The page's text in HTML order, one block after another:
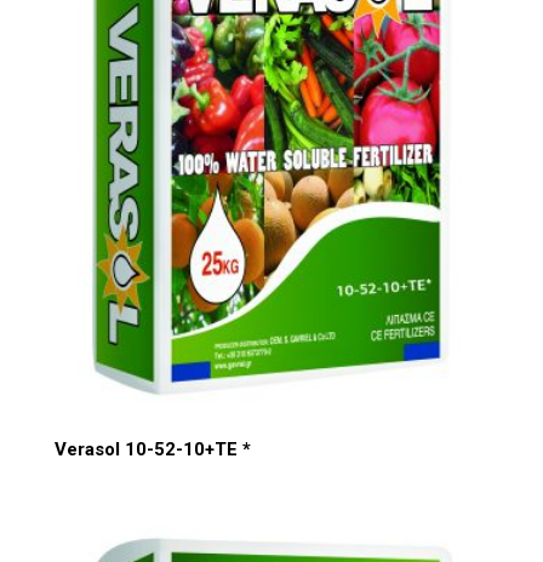
Verasol 10-52-10+TE *